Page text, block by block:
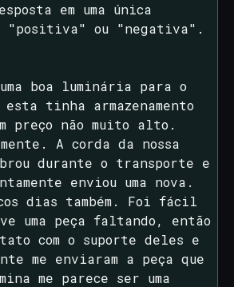
em uma única
"positiva" ou "negativa".
boa luminária para o
tinha armazenamento
preço não muito alto.
A corda da nossa
durante o transporte e
enviou uma nova.
dias também. Foi fácil
uma peça faltando, então
com o suporte deles e
me enviaram a peça que
me parece ser uma